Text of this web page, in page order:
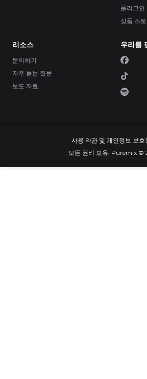
플러그인
상품 스토
리소스
문의하기
자주 묻는 질문
보도 자료
우리를
사용 약관 및 개인정보 보호
모든 권리 보유. Puremix ©